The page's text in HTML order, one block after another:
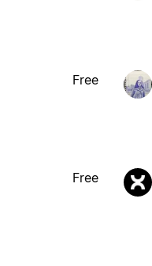
Free
Free